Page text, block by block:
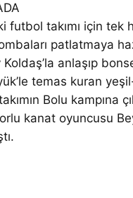
futbol takımı için
patlatmaya
anlaşıp
temas kuran
Bolu kampına
kanat oyuncusu